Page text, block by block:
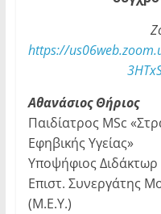
https://
Αθανάσιος Θήριος
Παιδίατρος MSc
Εφηβικής Υγείας»
Υποψήφιος Διδάκτωρ
Επιστ. Συνεργάτης
(Μ.Ε.Υ.)